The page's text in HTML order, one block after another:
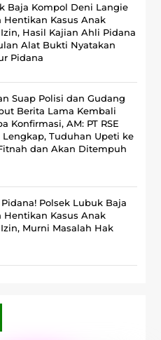
Baja Kompol Deni Langie
Hentikan Kasus Anak
Hasil Kajian Ahli Pidana
Alat Bukti Nyatakan
Pidana
Suap Polisi dan Gudang
Berita Lama Kembali
Konfirmasi, ‎AM: PT RSE
Tuduhan Upeti ke
dan Akan Ditempuh
Polsek Lubuk Baja
Hentikan Kasus Anak
Murni Masalah Hak